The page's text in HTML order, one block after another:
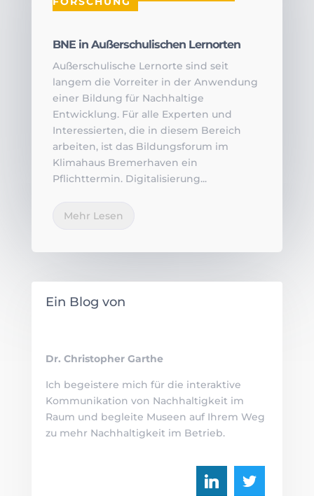
BNE in Außerschulischen Lernorten
Außerschulische Lernorte sind seit
langem die Vorreiter in der Anwendung
einer Bildung für Nachhaltige
Entwicklung. Für alle Experten und
Interessierten, die in diesem Bereich
arbeiten, ist das Bildungsforum im
Klimahaus Bremerhaven ein
Pflichttermin. Digitalisierung...
Mehr Lesen
Ein Blog von
Dr. Christopher Garthe
Ich begeistere mich für die interaktive
Kommunikation von Nachhaltigkeit im
Raum und begleite Museen auf Ihrem Weg
zu mehr Nachhaltigkeit im Betrieb.